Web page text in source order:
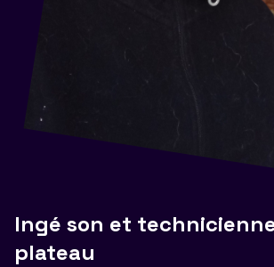
Ingé son et
plateau